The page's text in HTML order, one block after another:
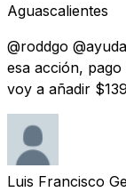
Aguascalientes
@roddgo
esa acción,
voy a añadir
Luis Francisco